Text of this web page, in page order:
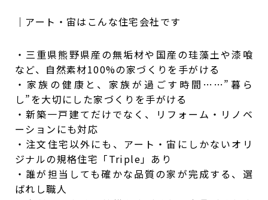
｜アート・宙はこんな住宅会社です
・三重県熊野県産の無垢材や国産の珪藻土や漆喰
など、自然素材100%の家づくりを手がける
・家族の健康と、家族が過ごす時間……”暮ら
し”を大切にした家づくりを手がける
・新築一戸建てだけでなく、リフォーム・リノベ
ーションにも対応
・注文住宅以外にも、アート・宙にしかないオリ
ジナルの規格住宅「Triple」あり
・誰が担当しても確かな品質の家が完成する、選
ばれし職人